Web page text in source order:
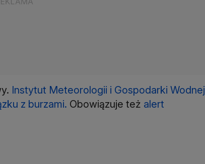
Instytut Meteorologii i Gospodarki Wodnej
z burzami. Obowiązuje też alert